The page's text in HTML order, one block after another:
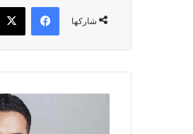
شاركها
فيسبوك